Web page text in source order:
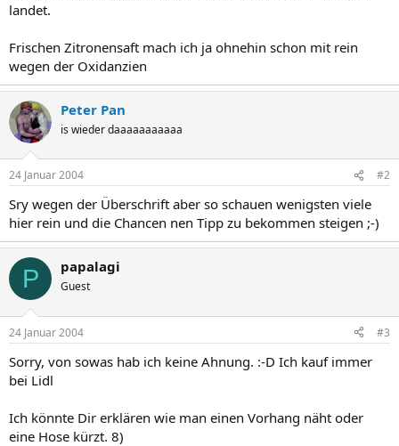
landet.
Frischen Zitronensaft mach ich ja ohnehin schon mit rein
wegen der Oxidanzien
Peter Pan
is wieder daaaaaaaaaaa
24 Januar 2004 #2
Sry wegen der Überschrift aber so schauen wenigsten viele
hier rein und die Chancen nen Tipp zu bekommen steigen ;-)
P papalagi
Guest
24 Januar 2004 #3
Sorry, von sowas hab ich keine Ahnung. :-D Ich kauf immer
bei Lidl
Ich könnte Dir erklären wie man einen Vorhang näht oder
eine Hose kürzt. 8)